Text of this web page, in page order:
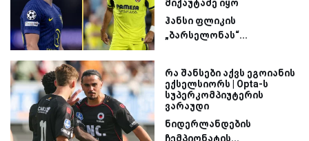
მიქაუტაძე იყო
ჰანსი ფლიკის
„ბარსელონას“...
რა შანსები აქვს ეგოიანის
ექსელსიორს | Opta-ს
სუპერკომპიუტერის
ვარაუდი
ნიდერლანდების
ჩემპიონატის...